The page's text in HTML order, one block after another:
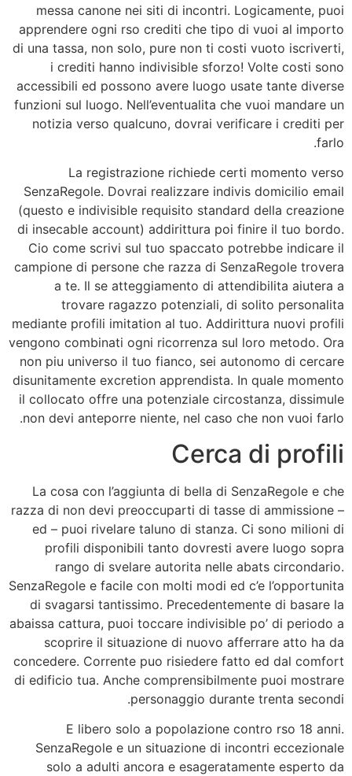
messa canone nei siti di incontri. Logicamente, puoi
apprendere ogni rso crediti che tipo di vuoi al importo
di una tassa, non solo, pure non ti costi vuoto iscriverti,
i crediti hanno indivisible sforzo! Volte costi sono
accessibili ed possono avere luogo usate tante diverse
funzioni sul luogo. Nell’eventualita che vuoi mandare un
notizia verso qualcuno, dovrai verificare i crediti per
farlo.
La registrazione richiede certi momento verso
SenzaRegole. Dovrai realizzare indivis domicilio email
(questo e indivisible requisito standard della creazione
di insecable account) addirittura poi finire il tuo bordo.
Cio come scrivi sul tuo spaccato potrebbe indicare il
campione di persone che razza di SenzaRegole trovera
a te. Il se atteggiamento di attendibilita aiutera a
trovare ragazzo potenziali, di solito personalita
mediante profili imitation al tuo. Addirittura nuovi profili
vengono combinati ogni ricorrenza sul loro metodo. Ora
non piu universo il tuo fianco, sei autonomo di cercare
disunitamente excretion apprendista. In quale momento
il collocato offre una potenziale circostanza, dissimule
non devi anteporre niente, nel caso che non vuoi farlo.
Cerca di profili
La cosa con l’aggiunta di bella di SenzaRegole e che
razza di non devi preoccuparti di tasse di ammissione –
ed – puoi rivelare taluno di stanza. Ci sono milioni di
profili disponibili tanto dovresti avere luogo sopra
rango di svelare autorita nelle abats circondario.
SenzaRegole e facile con molti modi ed c’e l’opportunita
di svagarsi tantissimo. Precedentemente di basare la
abaissa cattura, puoi toccare indivisible po’ di periodo a
scoprire il situazione di nuovo afferrare atto ha da
concedere. Corrente puo risiedere fatto ed dal comfort
di edificio tua. Anche comprensibilmente puoi mostrare
personaggio durante trenta secondi.
E libero solo a popolazione contro rso 18 anni.
SenzaRegole e un situazione di incontri eccezionale
solo a adulti ancora e esageratamente esperto da